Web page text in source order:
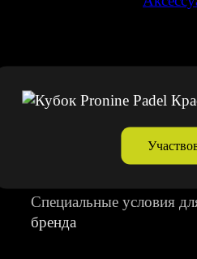
Партнёрская
Специальные условия
бренда